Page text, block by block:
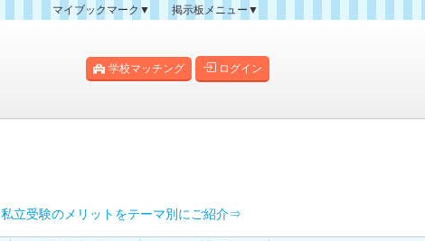
マイブックマーク▼
掲示板メニュー▼
掲示板マップ
人気スレッドランキング
学校マッチング ログイン
私立受験のメリットをテーマ別にご紹介⇒